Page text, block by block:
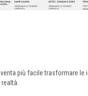
più facile trasformare le